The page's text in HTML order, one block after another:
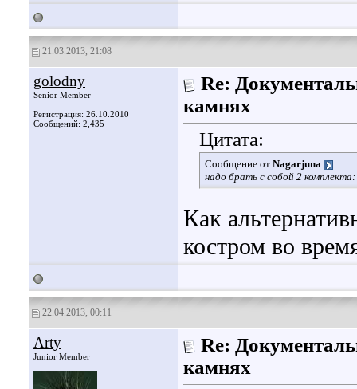
21.03.2013, 21:08
golodny
Senior Member
Регистрация: 26.10.2010
Сообщений: 2,435
Re:
камнях
Цитата:
Сообщение от Nagarjuna
надо брать с собой 2
Как
костром во
22.04.2013, 00:11
Arty
Junior Member
Re:
камнях